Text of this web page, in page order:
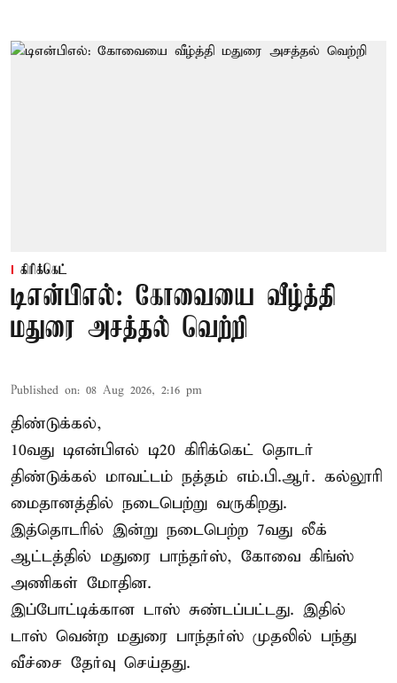
கிரிக்கெட்
டிஎன்பிஎல்: கோவையை வீழ்த்தி
மதுரை அசத்தல் வெற்றி
Published on: 08 Aug 2026, 2:16 pm
திண்டுக்கல்,
10வது டிஎன்பிஎல் டி20 கிரிக்கெட் தொடர்
திண்டுக்கல் மாவட்டம் நத்தம் எம்.பி.ஆர். கல்லூரி
மைதானத்தில் நடைபெற்று வருகிறது.
இத்தொடரில் இன்று நடைபெற்ற 7வது லீக்
ஆட்டத்தில் மதுரை பாந்தர்ஸ், கோவை கிங்ஸ்
அணிகள் மோதின.
இப்போட்டிக்கான டாஸ் சுண்டப்பட்டது. இதில்
டாஸ் வென்ற மதுரை பாந்தர்ஸ் முதலில் பந்து
வீச்சை தேர்வு செய்தது.